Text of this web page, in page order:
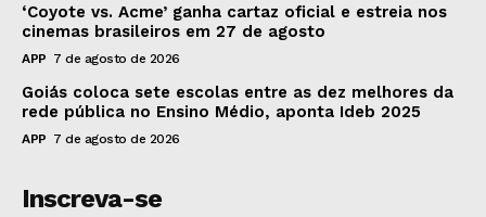
‘Coyote vs. Acme’ ganha cartaz oficial e estreia nos
cinemas brasileiros em 27 de agosto
APP 7 de agosto de 2026
Goiás coloca sete escolas entre as dez melhores da
rede pública no Ensino Médio, aponta Ideb 2025
APP 7 de agosto de 2026
Inscreva-se